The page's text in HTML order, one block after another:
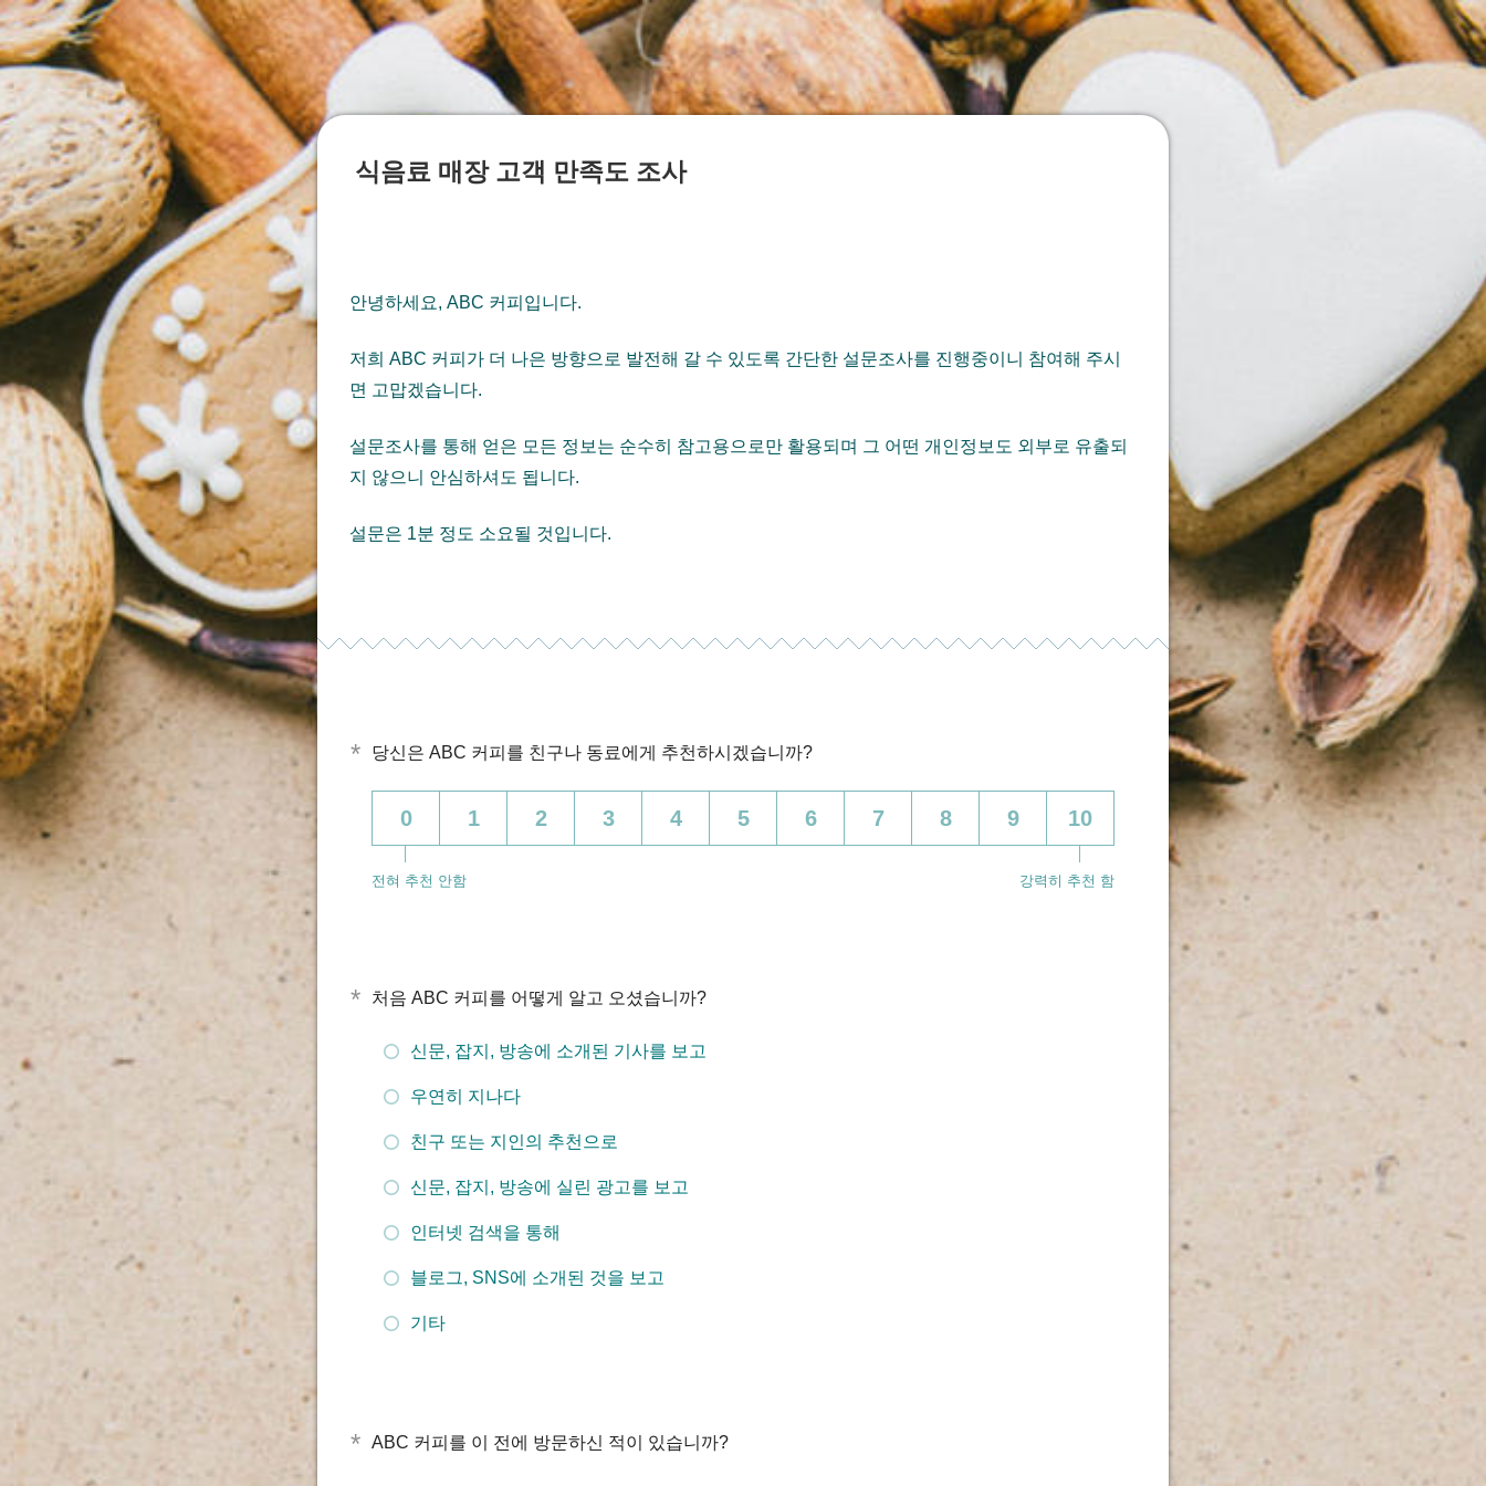
식음료 매장 고객 만족도 조사
안녕하세요, ABC 커피입니다.
저희 ABC 커피가 더 나은 방향으로 발전해 갈 수 있도록 간단한 설문조사를 진행중이니 참여해 주시
면 고맙겠습니다.
설문조사를 통해 얻은 모든 정보는 순수히 참고용으로만 활용되며 그 어떤 개인정보도 외부로 유출되
지 않으니 안심하셔도 됩니다.
설문은 1분 정도 소요될 것입니다.
* 당신은 ABC 커피를 친구나 동료에게 추천하시겠습니까?
0 1 2 3 4 5 6 7 8 9 10
전혀 추천 안함 강력히 추천 함
* 처음 ABC 커피를 어떻게 알고 오셨습니까?
신문, 잡지, 방송에 소개된 기사를 보고
우연히 지나다
친구 또는 지인의 추천으로
신문, 잡지, 방송에 실린 광고를 보고
인터넷 검색을 통해
블로그, SNS에 소개된 것을 보고
기타
* ABC 커피를 이 전에 방문하신 적이 있습니까?